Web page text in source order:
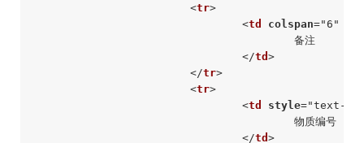
<tr>
<td colspan="6"
</td >
</tr>
<tr>
<td style="text-
</td >